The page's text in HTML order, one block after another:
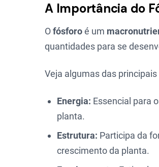
A Importância do
Ofósforoé um
quantidades para se
Veja algumas das
Energia: Essencial para
planta.
Estrutura: Participa da
crescimento da planta.